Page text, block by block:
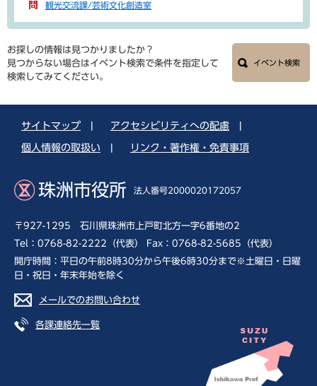
観光交流課/芸術文化創造室
お探しの情報は見つかりましたか？
見つからない場合はイベント検索で条件を指定して
検索してみてください。
イベント検索
サイトマップ アクセシビリティへの配慮
個人情報の取扱い リンク・著作権・免責事項
珠洲市役所 法人番号2000020172057
〒927-1295 石川県珠洲市上戸町北方一字6番地の2
Tel：0768-82-2222（代表） Fax：0768-82-5685（代表）
開庁時間：平日の午前8時30分から午後6時30分まで※土曜日・日曜
日・祝日・年末年始を除く
メールでのお問い合わせ
各課連絡先一覧